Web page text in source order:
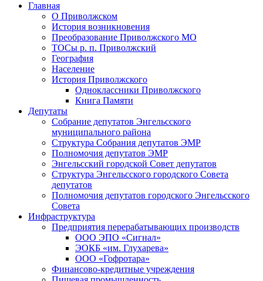
Главная
О Приволжском
История возникновения
Преобразование Приволжского МО
ТОСы р. п. Приволжский
География
Население
История Приволжского
Одноклассники Приволжского
Книга Памяти
Депутаты
Собрание депутатов Энгельсского
муниципального района
Структура Собрания депутатов ЭМР
Полномочия депутатов ЭМР
Энгельсский городской Совет депутатов
Структура Энгельсского городского Совета
депутатов
Полномочия депутатов городского Энгельсского
Совета
Инфраструктура
Предприятия перерабатывающих производств
ООО ЭПО «Сигнал»
ЭОКБ «им. Глухарева»
ООО «Гофротара»
Финансово-кредитные учреждения